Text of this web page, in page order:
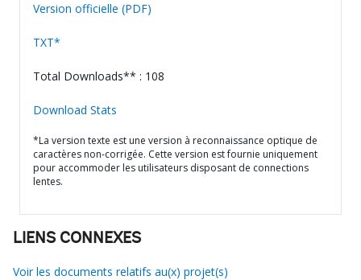
Version officielle (PDF)
TXT*
Total Downloads** : 108
Download Stats
*La version texte est une version à reconnaissance optique de
caractères non-corrigée. Cette version est fournie uniquement
pour accommoder les utilisateurs disposant de connections
lentes.
LIENS CONNEXES
Voir les documents relatifs au(x) projet(s)